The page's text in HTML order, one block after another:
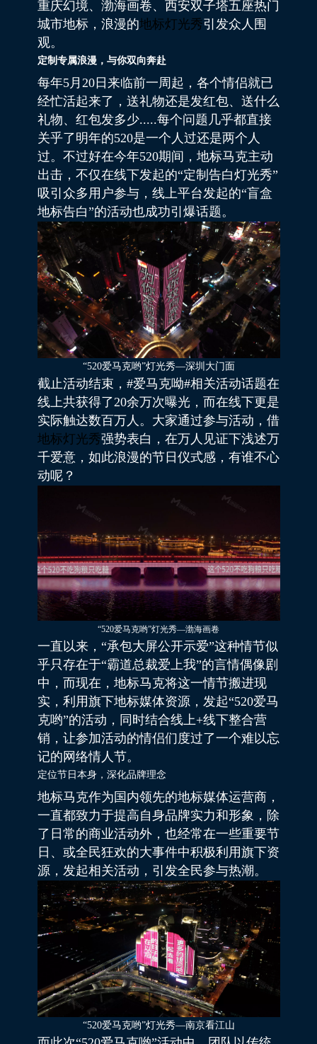
重庆幻境、渤海画卷、西安双子塔五座热门
城市地标，浪漫的地标灯光秀引发众人围
观。
定制专属浪漫，与你双向奔赴
每年5月20日来临前一周起，各个情侣就已
经忙活起来了，送礼物还是发红包、送什么
礼物、红包发多少.....每个问题几乎都直接
关乎了明年的520是一个人过还是两个人
过。不过好在今年520期间，地标马克主动
出击，不仅在线下发起的“定制告白灯光秀”
吸引众多用户参与，线上平台发起的“盲盒
地标告白”的活动也成功引爆话题。
“520爱马克哟”灯光秀—深圳大门面
截止活动结束，#爱马克呦#相关活动话题在
线上共获得了20余万次曝光，而在线下更是
实际触达数百万人。大家通过参与活动，借
地标灯光秀强势表白，在万人见证下浅述万
千爱意，如此浪漫的节日仪式感，有谁不心
动呢？
“520爱马克哟”灯光秀—渤海画卷
一直以来，“承包大屏公开示爱”这种情节似
乎只存在于“霸道总裁爱上我”的言情偶像剧
中，而现在，地标马克将这一情节搬进现
实，利用旗下地标媒体资源，发起“520爱马
克哟”的活动，同时结合线上+线下整合营
销，让参加活动的情侣们度过了一个难以忘
记的网络情人节。
定位节日本身，深化品牌理念
地标马克作为国内领先的地标媒体运营商，
一直都致力于提高自身品牌实力和形象，除
了日常的商业活动外，也经常在一些重要节
日、或全民狂欢的大事件中积极利用旗下资
源，发起相关活动，引发全民参与热潮。
“520爱马克哟”灯光秀—南京看江山